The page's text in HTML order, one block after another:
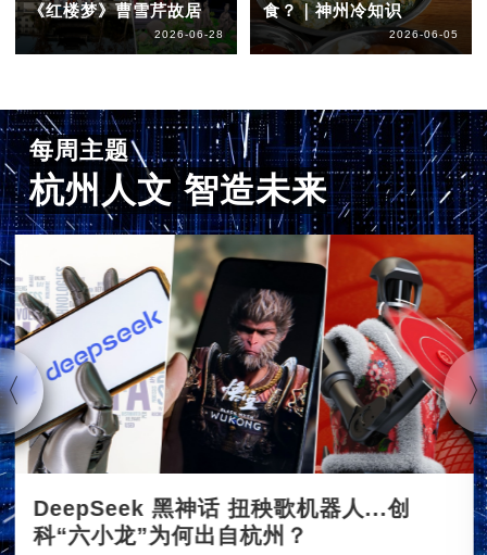
《红楼梦》曹雪芹故居
2026-06-28
食？｜神州冷知识
2026-06-05
每周主题
杭州人文 智造未来
DeepSeek 黑神话 扭秧歌机器人...创
科“六小龙”为何出自杭州？